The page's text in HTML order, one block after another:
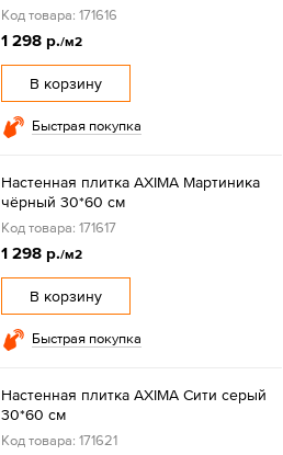
Код товара: 171616
1 298 р./м2
В корзину
Быстрая покупка
Настенная плитка AXIMA Мартиника
чёрный 30*60 см
Код товара: 171617
1 298 р./м2
В корзину
Быстрая покупка
Настенная плитка AXIMA Сити серый
30*60 см
Код товара: 171621